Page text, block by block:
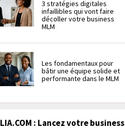
3 stratégies digitales
infaillibles qui vont faire
décoller votre business
MLM
Les fondamentaux pour
bâtir une équipe solide et
performante dans le MLM
: Lancez votre business